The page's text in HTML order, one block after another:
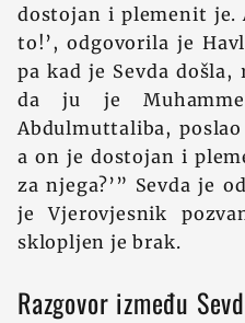
dostojan i plemenit je.
to!’, odgovorila je
pa kad je Sevda došla,
da ju je
Abdulmuttaliba,
a on je dostojan i
za njega?’” Sevda je
je Vjerovjesnik
sklopljen je brak.
Razgovor između